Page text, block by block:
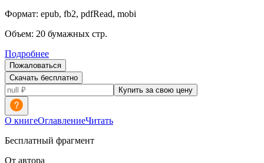
Формат: epub, fb2, pdfRead, mobi
Объем: 20 бумажных стр.
Подробнее
Пожаловаться
Скачать бесплатно
Купить за свою цену
О книгеОглавлениеЧитать
Бесплатный фрагмент
От автора